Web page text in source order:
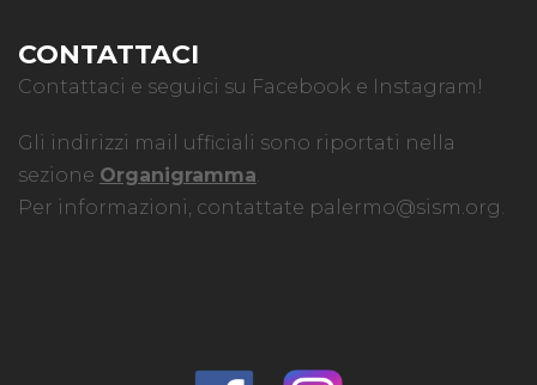
CONTATTACI
Contattaci e seguici su Facebook e Instagram!
Gli indirizzi mail ufficiali sono riportati nella
sezione Organigramma.
Per informazioni, contattate palermo@sism.org.